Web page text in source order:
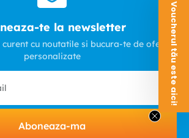
te la newsletter
cu noutatile si bucura-te de oferte
personalizate
Aboneaza-ma
Voucherul tău este aici!